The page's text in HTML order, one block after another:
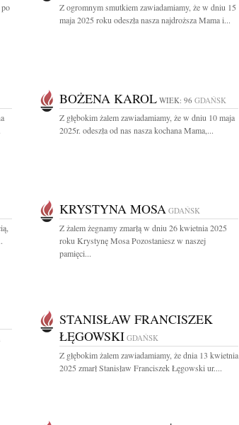
Z ogromnym smutkiem zawiadamiamy, że w dniu 15
maja 2025 roku odeszła nasza najdroższa Mama i...
BOŻENA KAROL WIEK: 96 GDAŃSK
Z głębokim żalem zawiadamiamy, że w dniu 10 maja
2025r. odeszła od nas nasza kochana Mama,...
KRYSTYNA MOSA GDAŃSK
Z żalem żegnamy zmarłą w dniu 26 kwietnia 2025
roku Krystynę Mosa Pozostaniesz w naszej
pamięci...
STANISŁAW FRANCISZEK
ŁĘGOWSKI GDAŃSK
Z głębokim żalem zawiadamiamy, że dnia 13 kwietnia
2025 zmarł Stanisław Franciszek Łęgowski ur....